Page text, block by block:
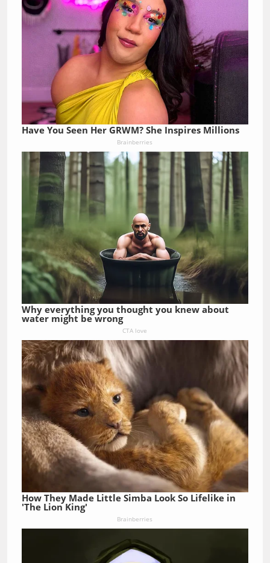
Have You Seen Her GRWM? She Inspires Millions
Brainberries
Why everything you thought you knew about
water might be wrong
CTA love
How They Made Little Simba Look So Lifelike in
'The Lion King'
Brainberries